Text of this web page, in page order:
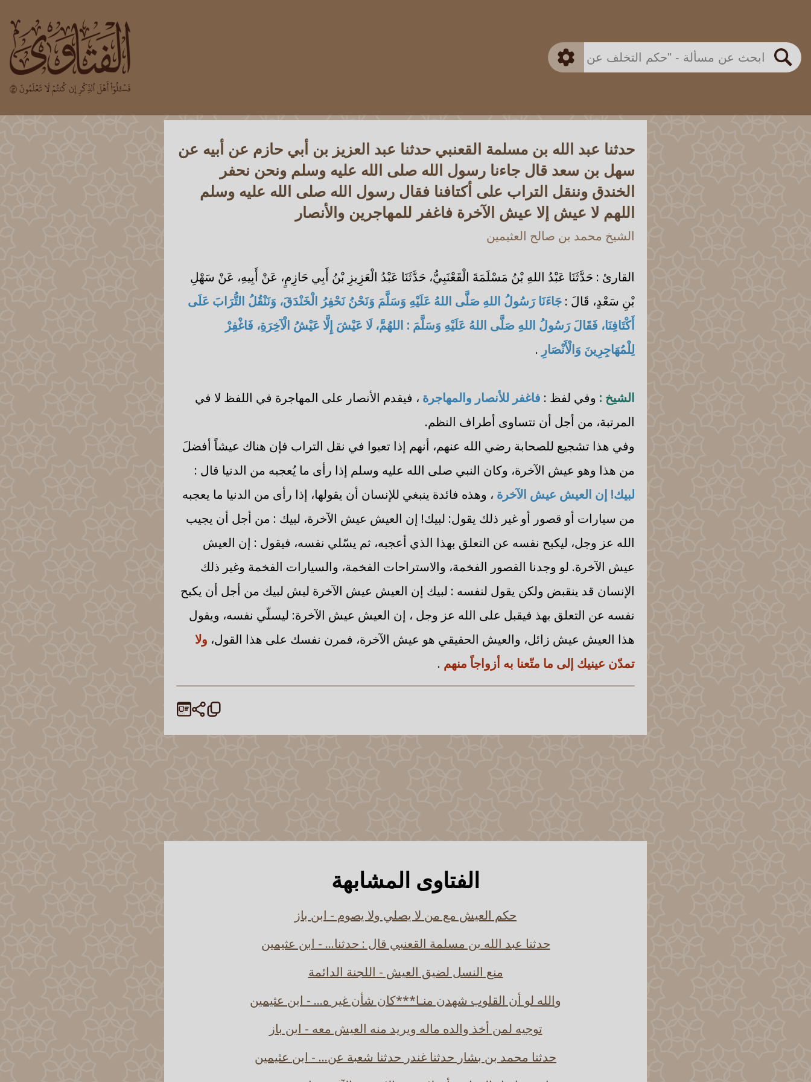
بحث
اللجنة الدائمة
متقدم
حدثنا عبد الله بن مسلمة القعنبي حدثنا عبد العزيز بن أبي حازم عن أبيه عن
سهل بن سعد قال جاءنا رسول الله صلى الله عليه وسلم ونحن نحفر
الخندق وننقل التراب على أكتافنا فقال رسول الله صلى الله عليه وسلم
اللهم لا عيش إلا عيش الآخرة فاغفر للمهاجرين والأنصار
الشيخ محمد بن صالح العثيمين
القارئ : حَدَّثَنَا عَبْدُ اللهِ بْنُ مَسْلَمَةَ الْقَعْنَبِيُّ، حَدَّثَنَا عَبْدُ الْعَزِيزِ بْنُ أَبِي حَازِمٍ، عَنْ أَبِيهِ، عَنْ سَهْلِ
بْنِ سَعْدٍ، قَالَ : جَاءَنَا رَسُولُ اللهِ صَلَّى اللهُ عَلَيْهِ وَسَلَّمَ وَنَحْنُ نَحْفِرُ الْخَنْدَقَ، وَنَنْقُلُ التُّرَابَ عَلَى
أَكْتَافِنَا، فَقَالَ رَسُولُ اللهِ صَلَّى اللهُ عَلَيْهِ وَسَلَّمَ : اللهُمَّ، لَا عَيْشَ إِلَّا عَيْشُ الْآخِرَةِ، فَاغْفِرْ
لِلْمُهَاجِرِينَ وَالْأَنْصَارِ .
الشيخ : وفي لفظ : فاغفر للأنصار والمهاجرة ، فيقدم الأنصار على المهاجرة في اللفظ لا في
المرتبة، من أجل أن تتساوى أطراف النظم.
وفي هذا تشجيع للصحابة رضي الله عنهم، أنهم إذا تعبوا في نقل التراب فإن هناك عيشاً أفضلَ
من هذا وهو عيش الآخرة، وكان النبي صلى الله عليه وسلم إذا رأى ما يُعجبه من الدنيا قال :
لبيك! إن العيش عيش الآخرة ، وهذه فائدة ينبغي للإنسان أن يقولها، إذا رأى من الدنيا ما يعجبه
من سيارات أو قصور أو غير ذلك يقول: لبيك! إن العيش عيش الآخرة، لبيك : من أجل أن يجيب
الله عز وجل، ليكبح نفسه عن التعلق بهذا الذي أعجبه، ثم يسّلي نفسه، فيقول : إن العيش
عيش الآخرة. لو وجدنا القصور الفخمة، والاستراحات الفخمة، والسيارات الفخمة وغير ذلك
الإنسان قد ينقبض ولكن يقول لنفسه : لبيك إن العيش عيش الآخرة ليش لبيك من أجل أن يكبح
نفسه عن التعلق بهذ فيقبل على الله عز وجل ، إن العيش عيش الآخرة: ليسلّي نفسه، ويقول
هذا العيش عيش زائل، والعيش الحقيقي هو عيش الآخرة، فمرن نفسك على هذا القول، ولا
تمدّن عينيك إلى ما متّعنا به أزواجاً منهم .
الفتاوى المشابهة
حكم العيش مع من لا يصلي ولا يصوم - ابن باز
حدثنا عبد الله بن مسلمة القعنبي قال : حدثنا... - ابن عثيمين
منع النسل لضيق العيش - اللجنة الدائمة
والله لو أن القلوب شهدن منـا***كان شأن غير ه... - ابن عثيمين
توجيه لمن أخذ والده ماله ويريد منه العيش معه - ابن باز
حدثنا محمد بن بشار حدثنا غندر حدثنا شعبة عن... - ابن عثيمين